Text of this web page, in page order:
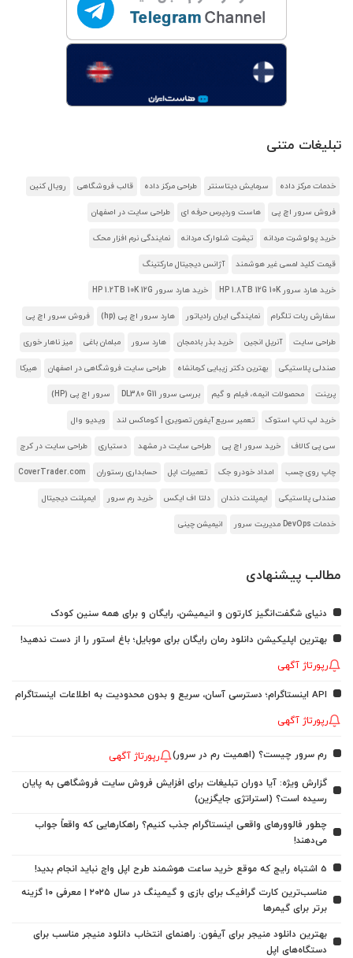
تبلیغات متنی
خدمات مرکز داده سرمایش دیتاسنتر طراحی مرکز داده قالب فروشگاهی رویال کنین
فروش سرور اچ پی هاست وردپرس حرفه ای طراحی سایت در اصفهان
خرید پولوشرت مردانه تیشرت شلوارک مردانه نمایندگی نرم افزار محک
قیمت کلید لمسی غیر هوشمند آژانس دیجیتال مارکتینگ
خرید هارد سرور HP 1.8TB 12G 10K خرید هارد سرور HP 1.2TB 10K 12G
سفارش ربات تلگرام نمایندگی ایران رادیاتور هارد سرور اچ پی (hp) فروش سرور اچ پی
طراحی سایت آنریل انجین خرید بذر بادمجان هارد سرور مبلمان باغی میز ناهار خوری
صندلی پلاستیکی بهترین دکتر زیبایی کرمانشاه طراحی سایت فروشگاهی در اصفهان هیرکا
پرینت محصولات انیمه، فیلم و گیم بررسی سرور DL380 G11 سرور اچ پی (HP)
خرید لپ تاپ استوک تعمیر سریع آیفون تصویری | کوماکس لند ویدیو وال
سی پی کالاف خرید سرور اچ پی طراحی سایت در مشهد دستیاری طراحی سایت در کرج
چاپ روی چسب امداد خودرو جک تعمیرات اپل حسابداری رستوران CoverTrader.com
صندلی پلاستیکی ایمپلنت دندان دلتا اف ایکس خرید رم سرور ایمپلنت دیجیتال
خدمات DevOps مدیریت سرور انیمیشن چینی
مطالب پیشنهادی
دنیای شگفت‌انگیز کارتون و انیمیشن، رایگان و برای همه سنین کودک
بهترین اپلیکیشن دانلود رمان رایگان برای موبایل؛ باغ استور را از دست ندهید!
رپورتاژ آگهی
API اینستاگرام؛ دسترسی آسان، سریع و بدون محدودیت به اطلاعات اینستاگرام
رپورتاژ آگهی
رم سرور چیست؟ (اهمیت رم در سرور) رپورتاژ آگهی
گزارش ویژه: آیا دوران تبلیغات برای افزایش فروش سایت فروشگاهی به پایان
رسیده است؟ (استراتژی جایگزین)
چطور فالوورهای واقعی اینستاگرام جذب کنیم؟ راهکارهایی که واقعاً جواب
می‌دهند!
5 اشتباه رایج که موقع خرید ساعت هوشمند طرح اپل واچ نباید انجام بدید!
مناسب‌ترین کارت گرافیک برای بازی و گیمینگ در سال ۲۰۲۵ | معرفی ۱۰ گزینه
برتر برای گیمرها
بهترین دانلود منیجر برای آیفون: راهنمای انتخاب دانلود منیجر مناسب برای
دستگاه‌های اپل